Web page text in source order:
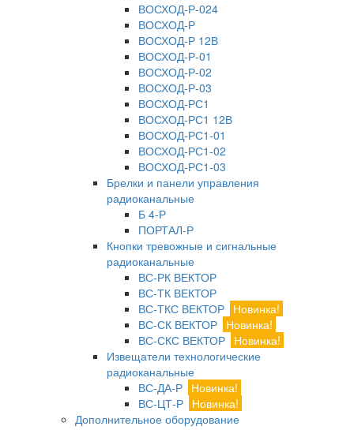
ВОСХОД-Р-024
ВОСХОД-Р
ВОСХОД-Р 12В
ВОСХОД-Р-01
ВОСХОД-Р-02
ВОСХОД-Р-03
ВОСХОД-РС1
ВОСХОД-РС1 12В
ВОСХОД-РС1-01
ВОСХОД-РС1-02
ВОСХОД-РС1-03
Брелки и панели управления
радиоканальные
Б 4-Р
ПОРТАЛ-Р
Кнопки тревожные и сигнальные
радиоканальные
ВС-РК ВЕКТОР
ВС-ТК ВЕКТОР
ВС-ТКС ВЕКТОР Новинка!
ВС-СК ВЕКТОР Новинка!
ВС-СКС ВЕКТОР Новинка!
Извещатели технологические
радиоканальные
ВС-ДА-Р Новинка!
ВС-ЦТ-Р Новинка!
Дополнительное оборудование